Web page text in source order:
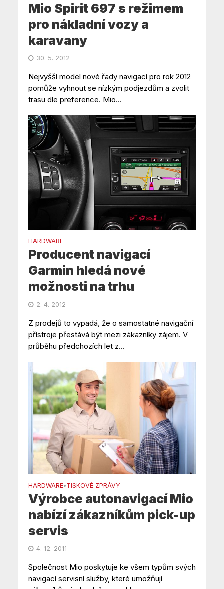
Mio Spirit 697 s režimem
pro nákladní vozy a
karavany
30. 5. 2012
Nejvyšší model nové řady navigací pro rok 2012
pomůže vyhnout se nízkým podjezdům a zvolit
trasu dle preference. Mio...
HARDWARE
Producent navigací
Garmin hledá nové
možnosti na trhu
2. 4. 2012
Z prodejů to vypadá, že o samostatné navigační
přístroje přestává být mezi zákazníky zájem. V
průběhu předchozích let z...
HARDWARE•TISKOVÉ ZPRÁVY
Výrobce autonavigací Mio
nabízí zákazníkům pick-up
servis
4. 12. 2011
Společnost Mio poskytuje ke všem typům svých
navigací servisní služby, které umožňují